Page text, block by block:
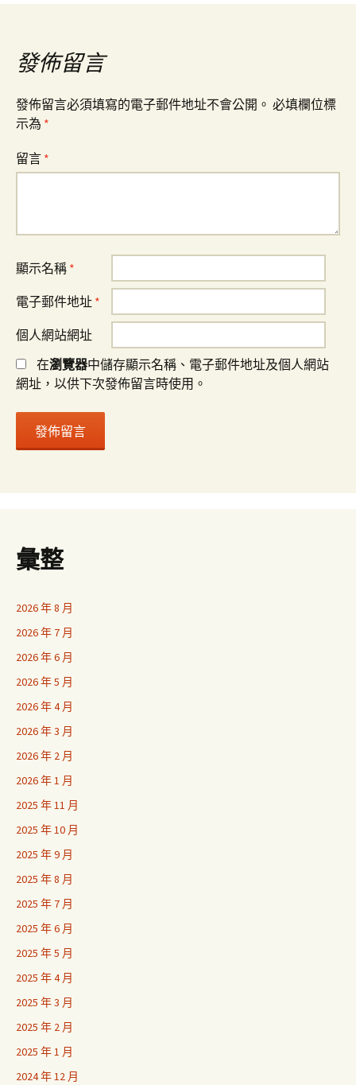
導
覽發佈留言
發佈留言必須填寫的電子郵件地址不會公開。 必填欄位標
示為 *
留言 *
顯示名稱 *
電子郵件地址 *
個人網站網址
在瀏覽器中儲存顯示名稱、電子郵件地址及個人網站
網址，以供下次發佈留言時使用。
彙整
2026 年 8 月
2026 年 7 月
2026 年 6 月
2026 年 5 月
2026 年 4 月
2026 年 3 月
2026 年 2 月
2026 年 1 月
2025 年 11 月
2025 年 10 月
2025 年 9 月
2025 年 8 月
2025 年 7 月
2025 年 6 月
2025 年 5 月
2025 年 4 月
2025 年 3 月
2025 年 2 月
2025 年 1 月
2024 年 12 月